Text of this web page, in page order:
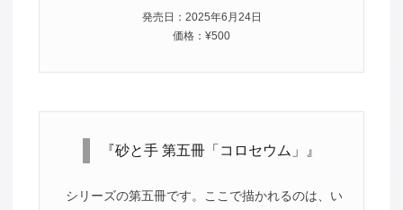
発売日：2025年6月24日
価格：¥500
『砂と手 第五冊「コロセウム」』
シリーズの第五冊です。ここで描かれるのは、い